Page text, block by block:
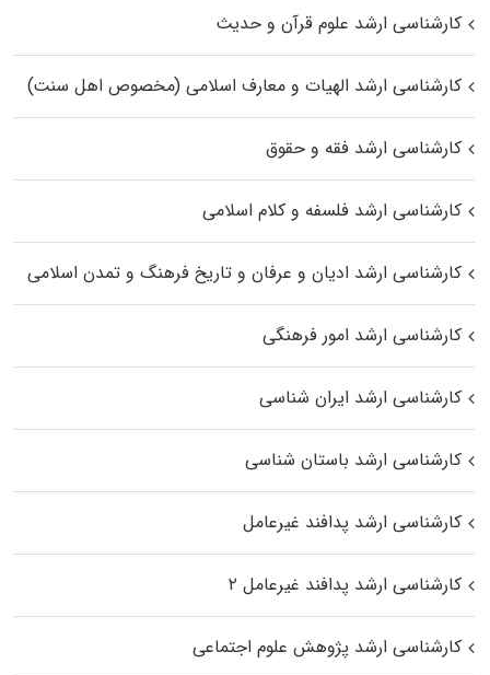
کارشناسی ارشد علوم قرآن و حدیث
کارشناسی ارشد الهیات و معارف اسلامی (مخصوص اهل سنت)
کارشناسی ارشد فقه و حقوق
کارشناسی ارشد فلسفه و کلام اسلامی
کارشناسی ارشد ادیان و عرفان و تاریخ فرهنگ و تمدن اسلامی
کارشناسی ارشد امور فرهنگی
کارشناسی ارشد ایران شناسی
کارشناسی ارشد باستان شناسی
کارشناسی ارشد پدافند غیرعامل
کارشناسی ارشد پدافند غیرعامل ۲
کارشناسی ارشد پژوهش علوم اجتماعی